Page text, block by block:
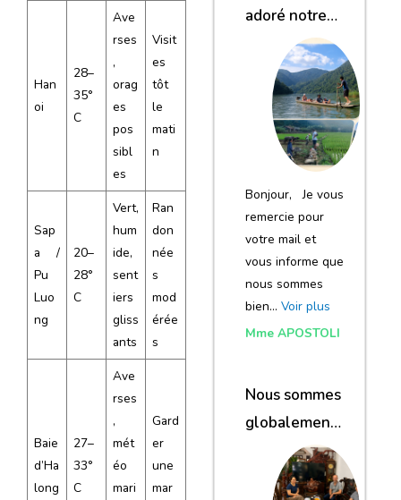
Han
oi
28–
35°
C
Ave
rses
,
orag
es
pos
sibl
es
Visit
es
tôt
le
mati
n
Sap
a /
Pu
Luo
ng
20–
28°
C
Vert,
hum
ide,
sent
iers
gliss
ants
Ran
don
née
s
mod
érée
s
Baie
d’Ha
long
27–
33°
C
Ave
rses
,
mét
éo
mari
Gard
er
une
mar
adoré notre
Bonjour, Je vous
remercie pour
votre mail et
vous informe que
nous sommes
bien… Voir plus
Mme APOSTOLI
Nous sommes
globalement
satisfaits du
voyage